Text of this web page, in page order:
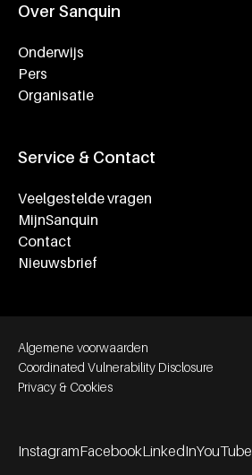
Over Sanquin
Onderwijs
Pers
Organisatie
Service & Contact
Veelgestelde vragen
MijnSanquin
Contact
Nieuwsbrief
Footer bottom navigation
Algemene voorwaarden
Coordinated Vulnerability Disclosure
Privacy & Cookies
InstagramFacebookLinkedInYouTube